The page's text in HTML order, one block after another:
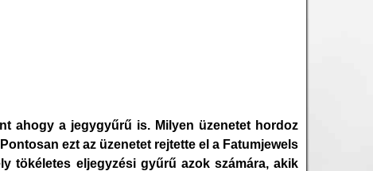
ahogy a jegygyűrű is. Milyen üzenetet hordoz
ezt az üzenetet rejtette el a Fatumjewels
tökéletes eljegyzési gyűrű azok számára, akik